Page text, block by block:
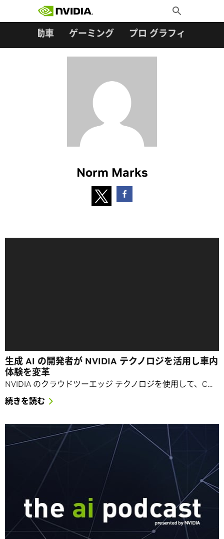
Toggle
Search
自動車 ゲーミング プロ グラフィックス
Norm Marks
生成 AI の開発者が NVIDIA テクノロジを活用し車内
体験を変革
NVIDIA のクラウドツーエッジ テクノロジを使用して、C…
続きを読む